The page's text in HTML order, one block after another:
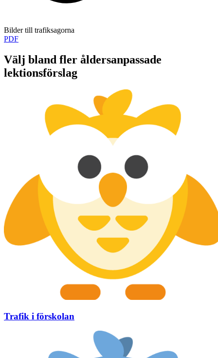
Bilder till trafiksagorna
PDF
Välj bland fler åldersanpassade
lektionsförslag
Trafik i förskolan